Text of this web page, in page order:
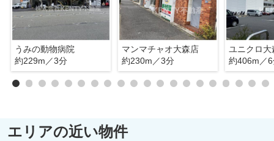
うみの動物病院
約229m／3分
マンマチャオ大森店
約230m／3分
約406m／
エリアの近い物件